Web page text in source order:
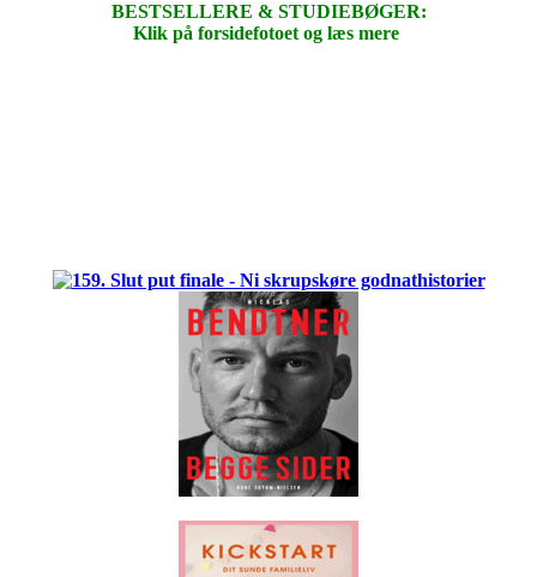
BESTSELLERE & STUDIEBØGER:
Klik på forsidefotoet og læs mere